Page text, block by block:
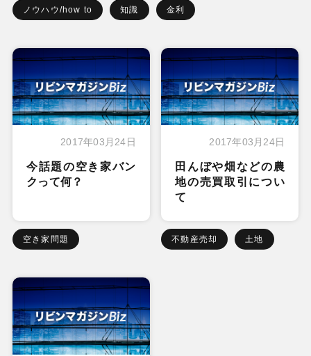
ノウハウ/how to 知識 金利
2017年03月24日
今話題の空き家バン
クって何？
空き家問題
2017年03月24日
田んぼや畑などの農
地の売買取引につい
て
不動産売却 土地